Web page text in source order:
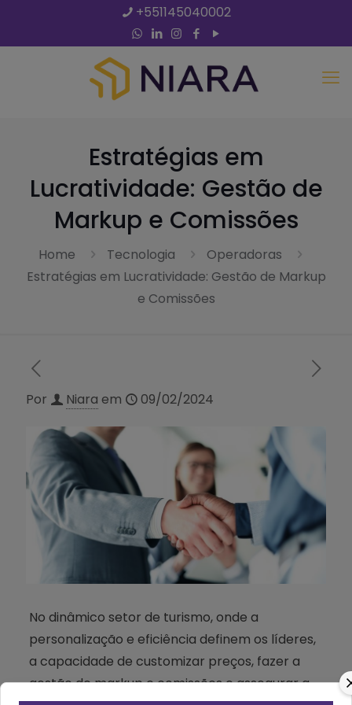
+551145040002
Estratégias em
Lucratividade: Gestão de
Markup e Comissões
Home Tecnologia
Operadoras
Estratégias em Lucratividade: Gestão de Markup
e Comissões
Por Niara em 09/02/2024
No dinâmico setor de turismo, onde a
personalização e eficiência definem os líderes,
a capacidade de customizar preços, fazer a
gestão de markup e comissões e assegurar a